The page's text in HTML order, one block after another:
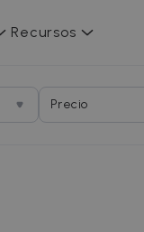
Recursos
Precio